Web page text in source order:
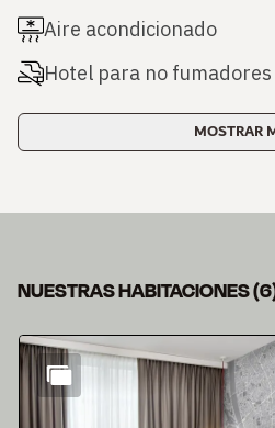
Aire acondicionado
Hotel para no fumadores
MOSTRAR
NUESTRAS HABITACIONES(6
Diapositiva 1 de 6